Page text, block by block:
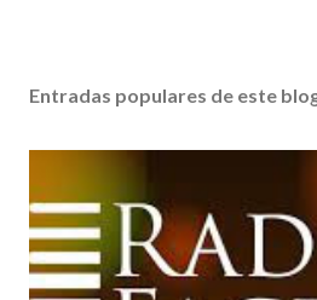
Entradas populares de este